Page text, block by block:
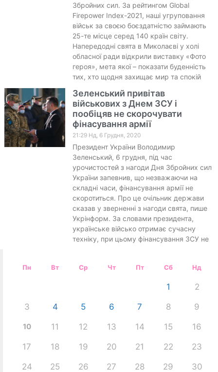
Збройних сил. За рейтингом Global
Firepower Index-2021, наші угруповання
військ за своєю боєздатністю займають
25-те місце серед 140 країн світу.
Напередодні свята в Миколаєві у холі
обласної ради відкрили виставку «Фото
героя», мета якої – показати буденність
тих, хто щодня захищає мир та спокій
Зеленський привітав
військових з Днем ЗСУ і
пообіцяв не скорочувати
фінасування армії
21:29 Нд, 6 Грудня, 2020
Президент України Володимир
Зеленський, 6 грудня, під час
урочистостей з нагоди Дня Збройних сил
України запевнив, що незважаючи на
складні часи, фінансування армії не
скоротиться. Про це очільник держави
сказав у зверненні з нагоди свята, пише
Укрінформ. За словами президента,
українське військо отримає сучасну
техніку, при цьому фінансування ЗСУ не
Пн Вт Ср Чт Пт Сб Нд
1 2
3 4 5 6 7 8 9
10 11 12 13 14 15 16
17 18 19 20 21 22 23
24 25 26 27 28 29 30